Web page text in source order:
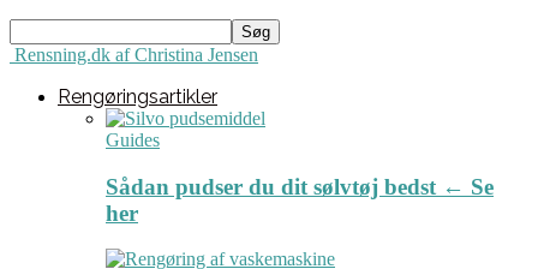
Rensning.dk af Christina Jensen
Rengøringsartikler
Guides
Sådan pudser du dit sølvtøj bedst ← Se
her